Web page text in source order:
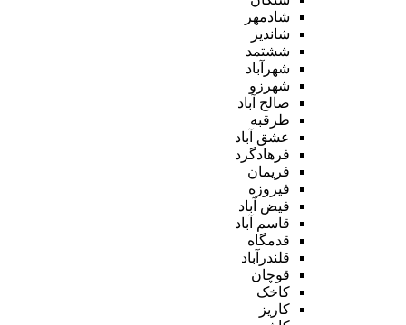
شادمهر
شاندیز
ششتمد
شهرآباد
شهرزو
صالح آباد
طرقبه
عشق آباد
فرهادگرد
فریمان
فیروزه
فیض آباد
قاسم آباد
قدمگاه
قلندرآباد
قوچان
کاخک
کاریز